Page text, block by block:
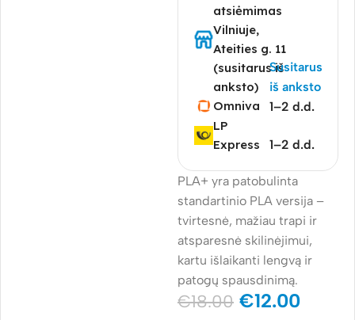
atsiėmimas
Vilniuje,
Ateities g. 11
(susitarus iš
anksto)
Susitarus
iš anksto
Omniva
1–2 d.d.
LP
Express
1–2 d.d.
PLA+ yra patobulinta
standartinio PLA versija –
tvirtesnė, mažiau trapi ir
atsparesnė skilinėjimui,
kartu išlaikanti lengvą ir
patogų spausdinimą.
€18.00 €12.00